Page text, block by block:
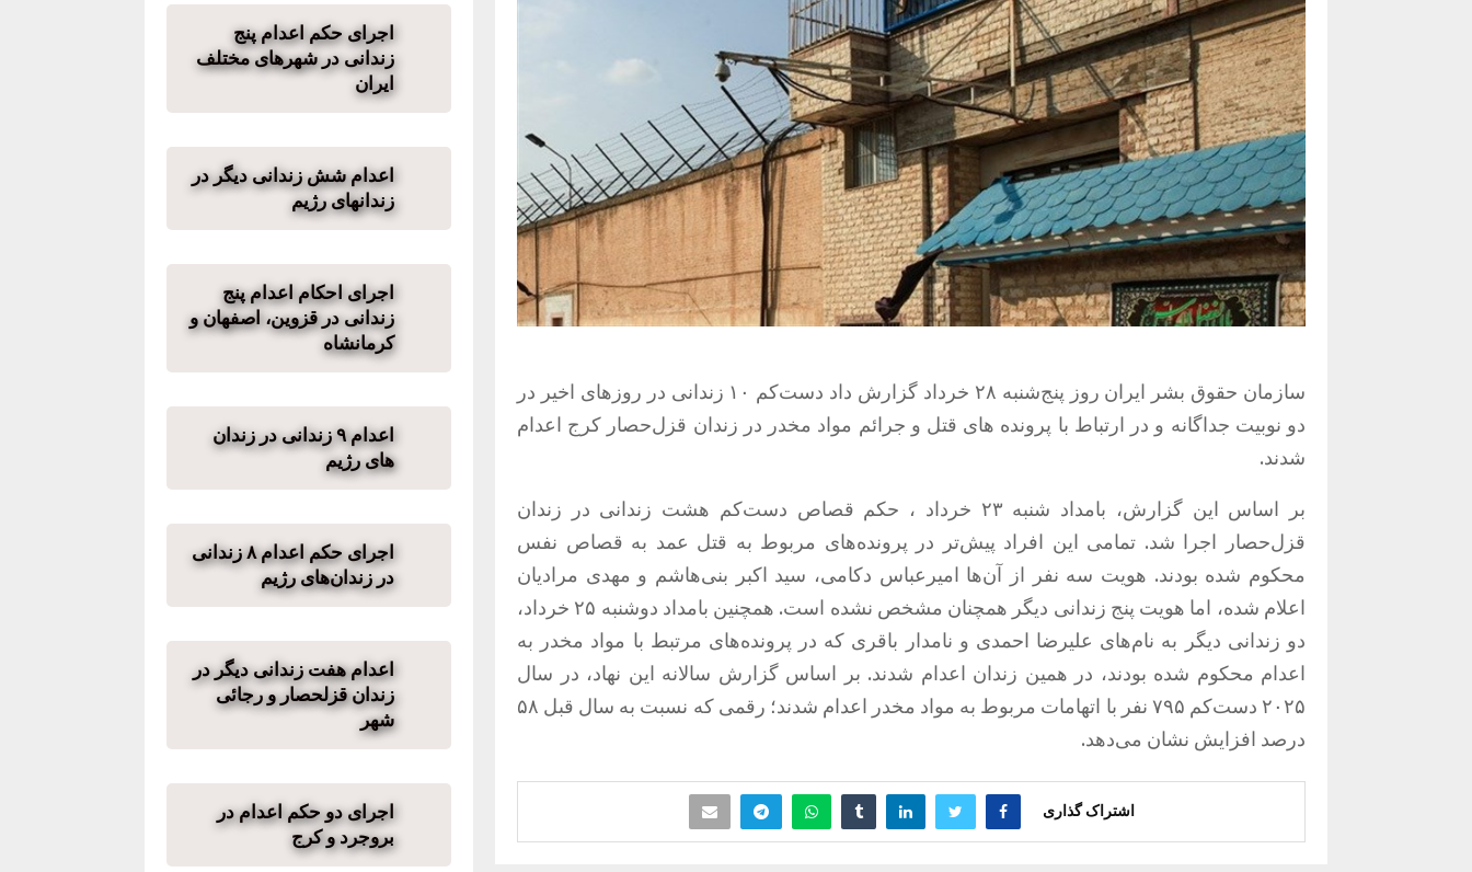
سازمان حقوق بشر ایران روز پنج‌شنبه ۲۸ خرداد گزارش داد دست‌کم ۱۰ زندانی در روزهای اخیر در
دو نوبیت جداگانه و در ارتباط با پرونده های قتل و جرائم مواد مخدر در زندان قزل‌حصار کرج اعدام
شدند.
بر اساس این گزارش، بامداد شنبه ۲۳ خرداد ، حکم قصاص دست‌کم هشت زندانی در زندان
قزل‌حصار اجرا شد. تمامی این افراد پیش‌تر در پرونده‌های مربوط به قتل عمد به قصاص نفس
محکوم شده بودند. هویت سه نفر از آن‌ها امیرعباس دکامی، سید اکبر بنی‌هاشم و مهدی مرادیان
اعلام شده، اما هویت پنج زندانی دیگر همچنان مشخص نشده است. همچنین بامداد دوشنبه ۲۵ خرداد،
دو زندانی دیگر به نام‌های علیرضا احمدی و نامدار باقری که در پرونده‌های مرتبط با مواد مخدر به
اعدام محکوم شده بودند، در همین زندان اعدام شدند. بر اساس گزارش سالانه این نهاد، در سال
۲۰۲۵ دست‌کم ۷۹۵ نفر با اتهامات مربوط به مواد مخدر اعدام شدند؛ رقمی که نسبت به سال قبل ۵۸
درصد افزایش نشان می‌دهد.
اشتراک گذاری
اجرای حکم اعدام پنج
زندانی در شهرهای مختلف
ایران
اعدام شش زندانی دیگر در
زندانهای رژیم
اجرای احکام اعدام پنج
زندانی در قزوین، اصفهان و
کرمانشاه
اعدام ۹ زندانی در زندان
های رژیم
اجرای حکم اعدام ۸ زندانی
در زندان‌های رژیم
اعدام هفت زندانی دیگر در
زندان قزلحصار و رجائی
شهر
اجرای دو حکم اعدام در
بروجرد و کرج